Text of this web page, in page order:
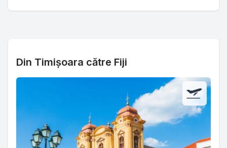
Din Timișoara către Fiji